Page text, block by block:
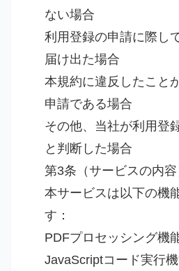
ない場合
利用登録の申請に際し
届け出た場合
本規約に違反したこと
申請である場合
その他、当社が利用登
と判断した場合
第3条（サービスの内容
本サービスは以下の機
す：
PDFプロセッシング機
JavaScriptコード実行